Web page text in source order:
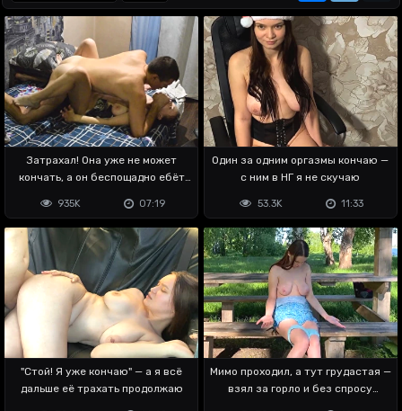
Затрахал! Она уже не может
кончать, а он беспощадно ебёт
07:19
935K
Один за одним оргазмы кончаю —
с ним в НГ я не скучаю
11:33
53.3K
"Стой! Я уже кончаю" — а я всё
дальше её трахать продолжаю
Мимо проходил, а тут грудастая —
взял за горло и без спросу